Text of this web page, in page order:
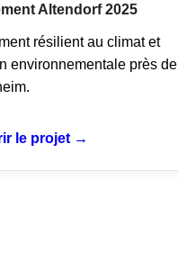
Altendorf 2025
résilient au climat et
environnementale près de
le projet →